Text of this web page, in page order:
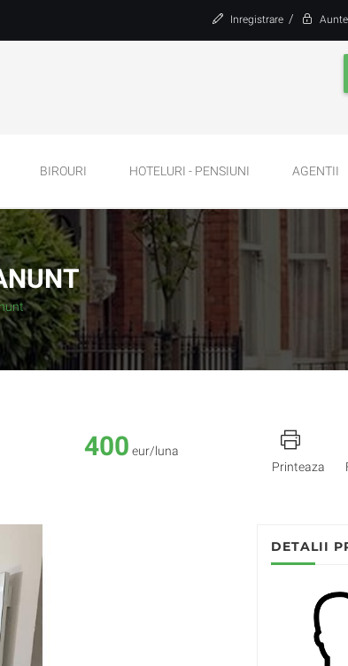
Inregistrare /
BIROURI HOTELURI - PENSIUNI AGENTII
400 eur/luna
Printeaza
DETALII